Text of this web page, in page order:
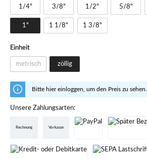
1/4" 3/8" 1/2" 5/8"
1" 1 1/8" 1 3/8"
Einheit
metrisch zöllig
Bitte hier einloggen, um den Preis zu sehen.
Unsere Zahlungsarten:
Rechnung Vorkasse